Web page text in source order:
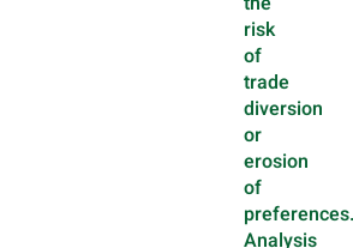
risk
of
trade
diversion
or
erosion
of
preferences.
Analysis